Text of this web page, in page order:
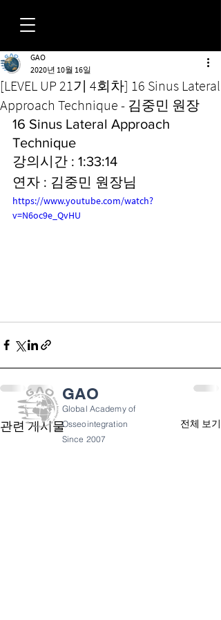
[LEVEL UP 21기 4회차] 16 Sinus Lateral
Approach Technique - 김중민 원장
GAO
2020년 10월 16일
16 Sinus Lateral Approach
Technique
강의시간 : 1:33:14
연자 : 김중민 원장님
https://www.youtube.com/watch?
v=N6oc9e_QvHU
관련 게시물 전체 보기
GAO
Global Academy of
Osseointegration
Since 2007